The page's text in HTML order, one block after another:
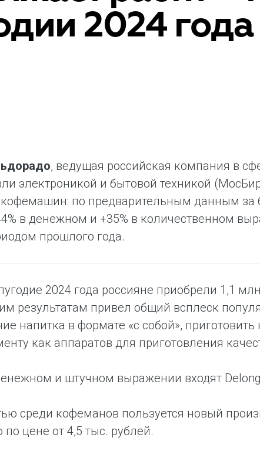
инноватор в сфере торговли
и электроникой. Благодаря
ассортименту и фокусу на клиенте,
уникальные комплексные
предложение
поддержке промо-
2024 года
, ведущая российская компания в
электроникой и бытовой техникой
кофемашин: по предварительным данным за
в денежном и +35% в количественном
прошлого года.
2024 года россияне приобрели 1,1
результатам привел общий всплеск
напитка в формате «с собой»,
как аппаратов для приготовления
и штучном выражении входят
среди кофеманов пользуется новый
цене от 4,5 тыс. рублей.